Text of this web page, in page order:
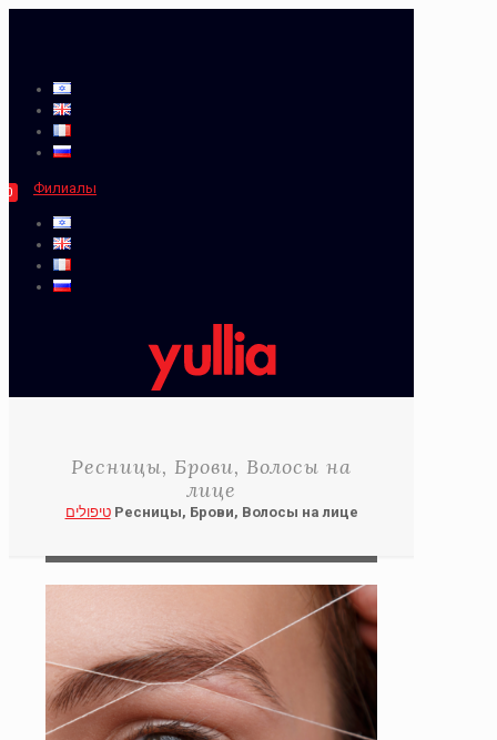
0 Филиалы
Ресницы, Брови, Волосы на
лице
טיפולים Ресницы, Брови, Волосы на лице